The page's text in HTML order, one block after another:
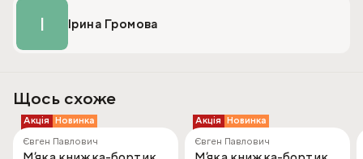
І Ірина Громова
Щось схоже
Акція Новинка
Євген Павлович
Акція Новинка
Євген Павлович